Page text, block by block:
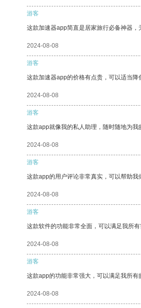
游客
这款加速器app简直是居家旅行必备神器，
2024-08-08
游客
这款加速器app的价格有点贵，可以适当降
2024-08-08
游客
这款app就像我的私人助理，随时随地为我
2024-08-08
游客
这款app的用户评论非常真实，可以帮助我
2024-08-08
游客
这款软件的功能非常全面，可以满足我所有
2024-08-08
游客
这款app的功能非常强大，可以满足我所有
2024-08-08